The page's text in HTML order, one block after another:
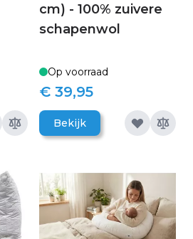
cm) - 100% zuivere
schapenwol
Op voorraad
€ 39,95
Bekijk